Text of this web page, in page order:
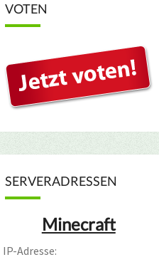
VOTEN
SERVERADRESSEN
Minecraft
IP-Adresse: